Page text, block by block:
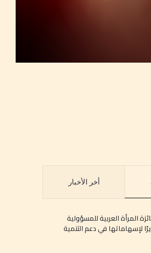
أخر الأخبار
المرأة العربية للمسؤولية
2026 تقديرًا لإسهاماتها في دعم التنمية